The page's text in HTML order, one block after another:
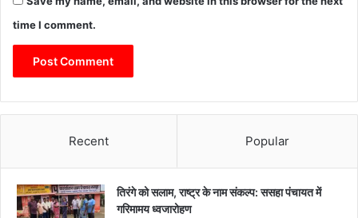
time I comment.
Recent Popular
तिरंगे को सलाम, राष्ट्र के नाम संकल्प: ससहा पंचायत में
गरिमामय ध्वजारोहण